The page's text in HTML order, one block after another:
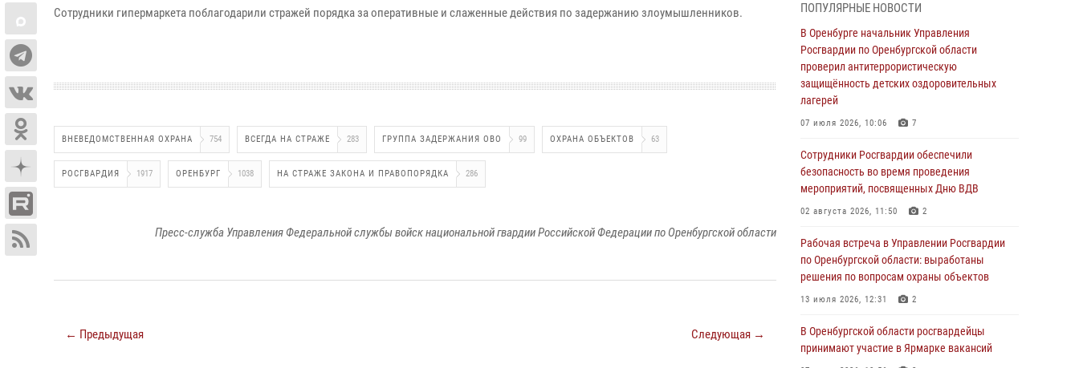
Сотрудники гипермаркета поблагодарили стражей порядка за оперативные и слаженные действия по задержанию злоумышленников.
ВНЕВЕДОМСТВЕННАЯ ОХРАНА 754 ВСЕГДА НА СТРАЖЕ 283 ГРУППА ЗАДЕРЖАНИЯ ОВО 99 ОХРАНА ОБЪЕКТОВ 63
РОСГВАРДИЯ 1917 ОРЕНБУРГ 1038 НА СТРАЖЕ ЗАКОНА И ПРАВОПОРЯДКА 286
Пресс-служба Управления Федеральной службы войск национальной гвардии Российской Федерации по Оренбургской области
← Предыдущая Следующая →
гражданами по вопросу трудоустройства на
службу в Росгвардию и поступления в
ведомственные институты
30 июля 2026, 04:44
Просветительская встреча Росгвардии: к
Росгвардейцы обеспечили правопорядок на
праздновании Дня ВМФ в Оренбурге
27 июля 2026, 14:36 2
Росгвардейцы предотвратили трагедию:
спасен мужчина в тяжелой жизненной
ситуации (ВИДЕО)
26 июля 2026, 14:45 1
Росгвардейцы Оренбургской области
проверили готовность детских
образовательных учреждений к новому
ПОПУЛЯРНЫЕ НОВОСТИ
В Оренбурге начальник Управления
Росгвардии по Оренбургской области
проверил антитеррористическую
защищённость детских оздоровительных
лагерей
07 июля 2026, 10:06 7
Сотрудники Росгвардии обеспечили
безопасность во время проведения
мероприятий, посвященных Дню ВДВ
02 августа 2026, 11:50 2
Рабочая встреча в Управлении Росгвардии
по Оренбургской области: выработаны
решения по вопросам охраны объектов
13 июля 2026, 12:31 2
В Оренбургской области росгвардейцы
принимают участие в Ярмарке вакансий